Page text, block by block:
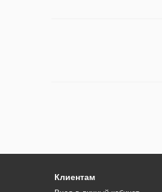
Клиентам